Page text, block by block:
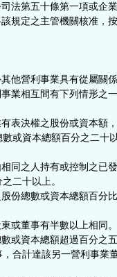
法第五十條第一項或企
規定之主管機關核准，
他營利事業具有從屬關
業相互間有下列情形之
表決權之股份或資本額
或資本總額百分之二十
同之人持有或控制之已
二十以上。
份總數或資本總額百分
或董事有半數以上相同。
或資本總額超過百分之
合計達該另一營利事業